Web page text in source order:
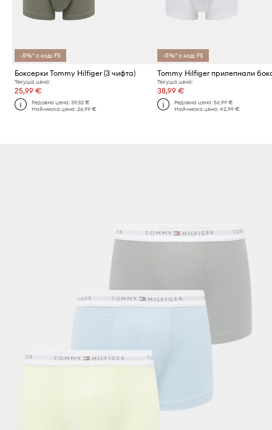
-5%* с код: FS
Боксерки Tommy Hilfiger (3 чифта)
Текуща цена:
25,99 €
Редовна цена:39,32 €
Най-ниска цена:26,99 €
-5%* с код: FS
Текуща цена:
38,99 €
Редовна цена: 56,99 €
Най-ниска цена: 42,99 €